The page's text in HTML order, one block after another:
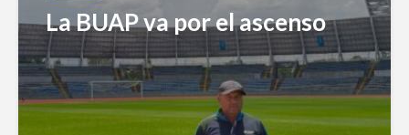
La BUAP va por el ascenso